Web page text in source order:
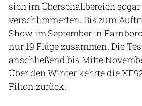
sich im Überschallbereich sogar
verschlimmerten. Bis zum
Show im September in
nur 19 Flüge zusammen. Die
anschließend bis Mitte
Über den Winter kehrte die
Filton zurück.